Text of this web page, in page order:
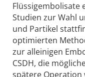
Flüssigembolisate
Studien zur Wahl
und Partikel
optimierten
zur alleinigen
CSDH, die
spätere Operation